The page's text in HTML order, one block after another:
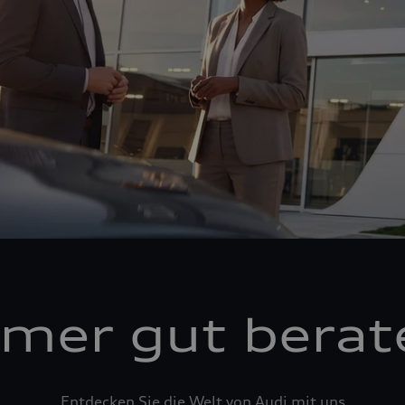
gut
Entdecken Sie die Welt von Audi mit uns